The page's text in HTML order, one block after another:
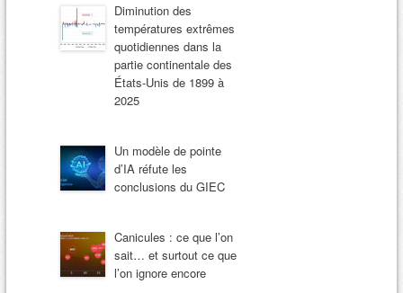
Diminution des
températures extrêmes
quotidiennes dans la
partie continentale des
États-Unis de 1899 à
2025
Un modèle de pointe
d’IA réfute les
conclusions du GIEC
Canicules : ce que l’on
sait… et surtout ce que
l’on ignore encore